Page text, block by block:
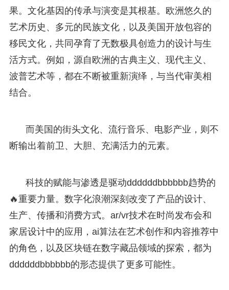
果。文化基因的传承与演变是其根基。欧洲悠久的
艺术历史、多元的民族文化，以及美国开放包容的
移民文化，共同孕育了无数极具创造力的设计与生
活方式。例如，源自欧洲的古典主义、现代主义、
波普艺术等，都在不断被重新演绎，与当代审美相
结合。
而美国的街头文化、流行音乐、电影产业，则不
断输出着前卫、大胆、充满活力的元素。
科技的赋能与渗透是驱动ddddddbbbbbb趋势的
🔥重要力量。数字化浪潮深刻改变了产品的设计、
生产、传播和消费方式。ar/vr技术在时尚发布会和
家居设计中的应用，ai算法在艺术创作和内容推荐中
的角色，以及区块链在数字藏品领域的探索，都为
ddddddbbbbbb的形态提供了更多可能性。